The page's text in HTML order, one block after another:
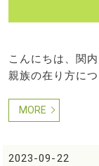
こんにちは、関
親族の在り方に
MORE
2023-09-22